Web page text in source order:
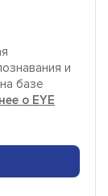
и
базе
о EYE